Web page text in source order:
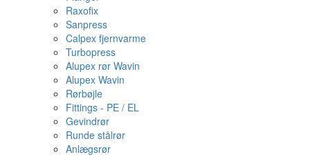
Raxofix
Sanpress
Calpex fjernvarme
Turbopress
Alupex rør Wavin
Alupex Wavin
Rørbøjle
Fittings - PE / EL
Gevindrør
Runde stålrør
Anlægsrør